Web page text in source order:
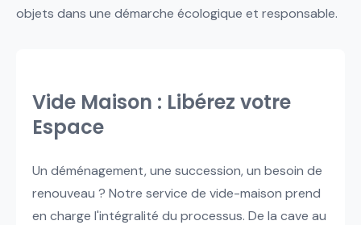
objets dans une démarche écologique et responsable.
Vide Maison : Libérez votre
Espace
Un déménagement, une succession, un besoin de
renouveau ? Notre service de vide-maison prend
en charge l'intégralité du processus. De la cave au